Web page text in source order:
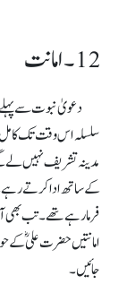
12 ۔ امانت
دعویٰ نبوت سے
سلسلہ اس وقت تک
مدینہ تشریف نہیں لے
کے ساتھ ادا کرتے
فرمارہے تھے۔ تب بھی
امانتیں حضرت علیؓ کے
جائیں ۔